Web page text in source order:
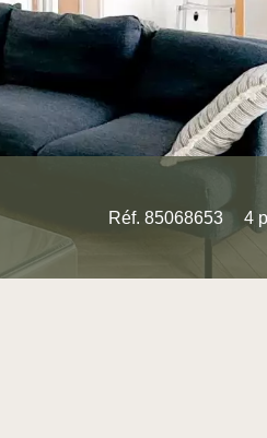
Réf. 85068653 4